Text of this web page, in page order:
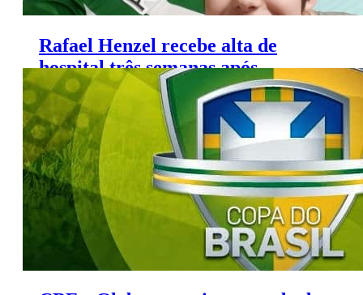
Rafael Henzel recebe alta de
hospital três semanas após
acidente com voo da Chape